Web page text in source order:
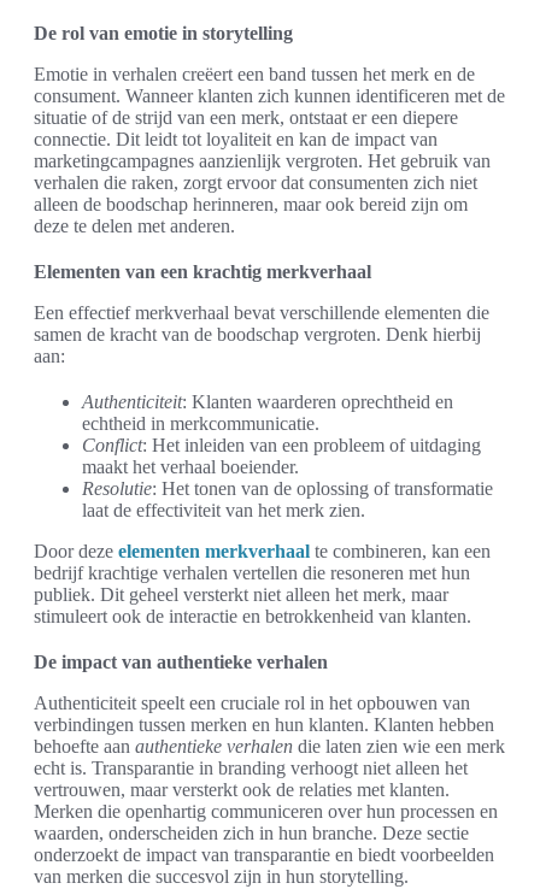
De rol van emotie in storytelling
Emotie in verhalen creëert een band tussen het merk en de
consument. Wanneer klanten zich kunnen identificeren met de
situatie of de strijd van een merk, ontstaat er een diepere
connectie. Dit leidt tot loyaliteit en kan de impact van
marketingcampagnes aanzienlijk vergroten. Het gebruik van
verhalen die raken, zorgt ervoor dat consumenten zich niet
alleen de boodschap herinneren, maar ook bereid zijn om
deze te delen met anderen.
Elementen van een krachtig merkverhaal
Een effectief merkverhaal bevat verschillende elementen die
samen de kracht van de boodschap vergroten. Denk hierbij
aan:
Authenticiteit: Klanten waarderen oprechtheid en
echtheid in merkcommunicatie.
Conflict: Het inleiden van een probleem of uitdaging
maakt het verhaal boeiender.
Resolutie: Het tonen van de oplossing of transformatie
laat de effectiviteit van het merk zien.
Door deze elementen merkverhaal te combineren, kan een
bedrijf krachtige verhalen vertellen die resoneren met hun
publiek. Dit geheel versterkt niet alleen het merk, maar
stimuleert ook de interactie en betrokkenheid van klanten.
De impact van authentieke verhalen
Authenticiteit speelt een cruciale rol in het opbouwen van
verbindingen tussen merken en hun klanten. Klanten hebben
behoefte aan authentieke verhalen die laten zien wie een merk
echt is. Transparantie in branding verhoogt niet alleen het
vertrouwen, maar versterkt ook de relaties met klanten.
Merken die openhartig communiceren over hun processen en
waarden, onderscheiden zich in hun branche. Deze sectie
onderzoekt de impact van transparantie en biedt voorbeelden
van merken die succesvol zijn in hun storytelling.